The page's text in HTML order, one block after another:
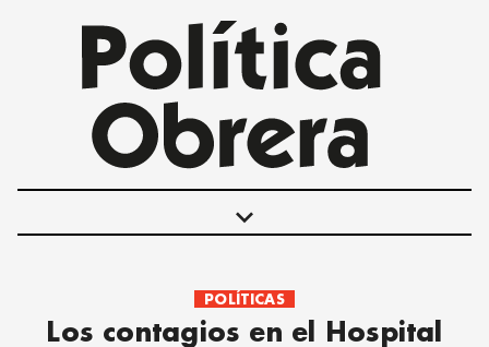
keyboard_arrow_down
POLÍTICAS
INTERNACIONALES
POLÍTICAS
Los contagios en el Hospital